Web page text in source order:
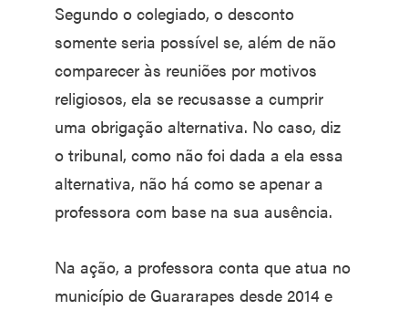
Segundo o colegiado, o desconto
somente seria possível se, além de não
comparecer às reuniões por motivos
religiosos, ela se recusasse a cumprir
uma obrigação alternativa. No caso, diz
o tribunal, como não foi dada a ela essa
alternativa, não há como se apenar a
professora com base na sua ausência.
Na ação, a professora conta que atua no
município de Guararapes desde 2014 e